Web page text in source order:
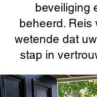
beveiliging
beheerd. Reis
wetende dat
stap in